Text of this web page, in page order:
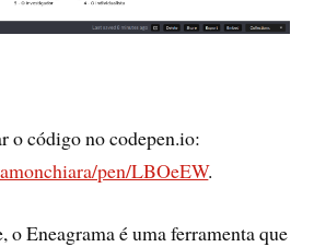
o código no codepen.io:
pen/LBOeEW.
o Eneagrama é uma ferramenta que